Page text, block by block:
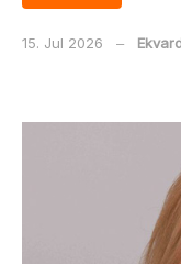
15. Jul 2026 ‒